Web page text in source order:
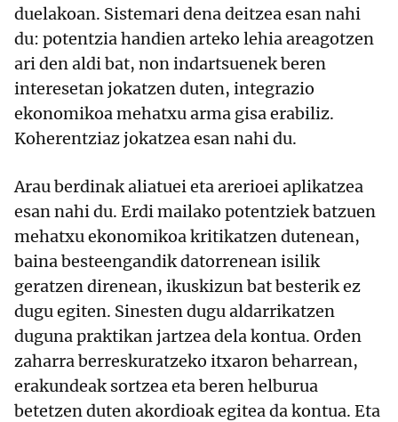
duelakoan. Sistemari dena deitzea esan nahi
du: potentzia handien arteko lehia areagotzen
ari den aldi bat, non indartsuenek beren
interesetan jokatzen duten, integrazio
ekonomikoa mehatxu arma gisa erabiliz.
Koherentziaz jokatzea esan nahi du.
Arau berdinak aliatuei eta arerioei aplikatzea
esan nahi du. Erdi mailako potentziek batzuen
mehatxu ekonomikoa kritikatzen dutenean,
baina besteengandik datorrenean isilik
geratzen direnean, ikuskizun bat besterik ez
dugu egiten. Sinesten dugu aldarrikatzen
duguna praktikan jartzea dela kontua. Orden
zaharra berreskuratzeko itxaron beharrean,
erakundeak sortzea eta beren helburua
betetzen duten akordioak egitea da kontua. Eta